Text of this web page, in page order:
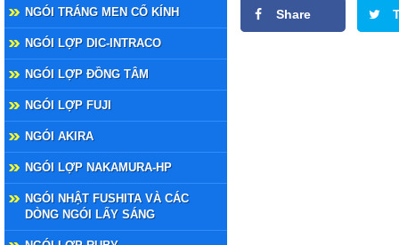
NGÓI TRÁNG MEN CỔ KÍNH
NGÓI LỢP DIC-INTRACO
NGÓI LỢP ĐỒNG TÂM
NGÓI LỢP FUJI
NGÓI AKIRA
NGÓI LỢP NAKAMURA-HP
NGÓI NHẬT FUSHITA VÀ CÁC
DÒNG NGÓI LẤY SÁNG
Share